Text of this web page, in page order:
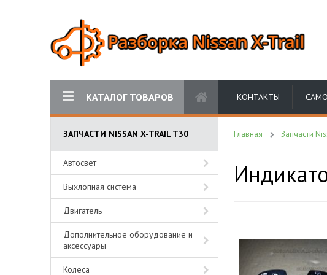
КАТАЛОГ ТОВАРОВ КОНТАКТЫ
ЗАПЧАСТИ NISSAN X-TRAIL T30
Автосвет
Выхлопная система
Двигатель
Дополнительное оборудование и
аксессуары
Колеса
Главная Запчасти